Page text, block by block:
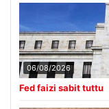
06/08/2026
Fed faizi sabit tuttu